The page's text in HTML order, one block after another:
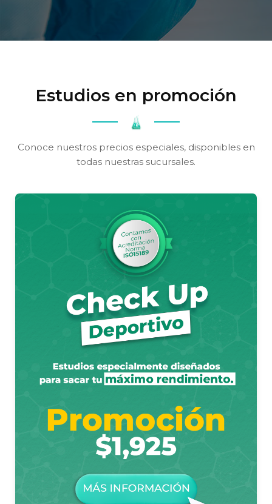
Estudios en promoción
Conoce nuestros precios especiales, disponibles en
todas nuestras sucursales.